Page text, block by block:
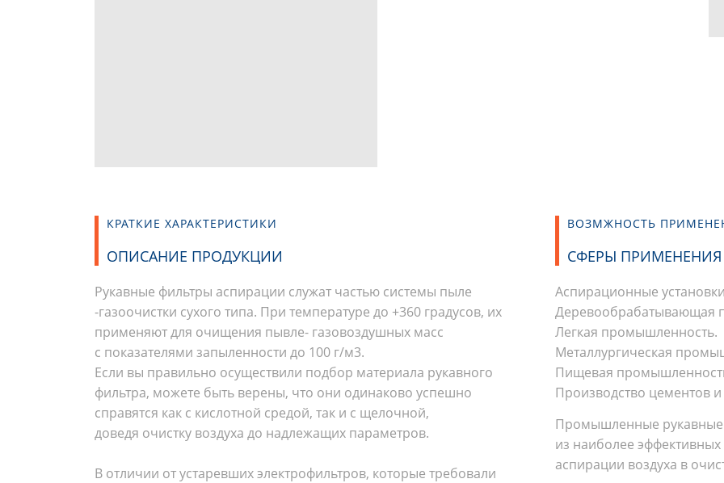
КРАТКИЕ ХАРАКТЕРИСТИКИ
ОПИСАНИЕ ПРОДУКЦИИ
Рукавные фильтры аспирации служат частью системы пыле
-газоочистки сухого типа. При температуре до +360 градусов, их
применяют для очищения пывле- газовоздушных масс
с показателями запыленности до 100 г/м3.
Если вы правильно осуществили подбор материала рукавного
фильтра, можете быть верены, что они одинаково успешно
справятся как с кислотной средой, так и с щелочной,
доведя очистку воздуха до надлежащих параметров.
В отличии от устаревших электрофильтров, которые требовали
ВОЗМЖНОСТЬ
СФЕРЫ ПРИМЕНЕНИЯ
Аспирационные
Деревообрабатывающая
Легкая промышленность.
Металлургическая
Пищевая
Производство цементов и
Промышленные рукавные
из наиболее
аспирации воздуха в